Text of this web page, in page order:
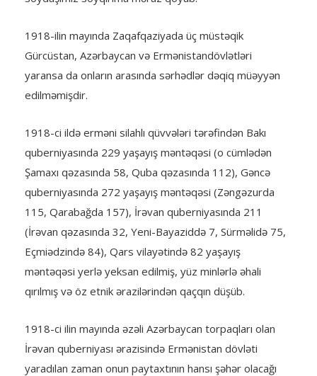
1918-ilin mayında Zaqafqaziyada üç müstəqik
Gürcüstan, Azərbaycan və Ermənistandövlətləri
yaransa da onların arasında sərhədlər dəqiq müəyyən
edilməmişdir.
1918-ci ildə erməni silahlı qüvvələri tərəfindən Bakı
quberniyasında 229 yaşayış məntəqəsi (o cümlədən
Şamaxı qəzasında 58, Quba qəzasında 112), Gəncə
quberniyasında 272 yaşayış məntəqəsi (Zəngəzurda
115, Qarabağda 157), İrəvan quberniyasında 211
(İrəvan qəzasında 32, Yeni-Bayaziddə 7, Sürməlidə 75,
Eçmiədzində 84), Qars vilayətində 82 yaşayış
məntəqəsi yerlə yeksan edilmiş, yüz minlərlə əhali
qırılmış və öz etnik ərazilərindən qaçqın düşüb.
1918-ci ilin mayında əzəli Azərbaycan torpaqları olan
İrəvan quberniyası ərazisində Ermənistan dövləti
yaradılan zaman onun paytaxtının hansı şəhər olacağı